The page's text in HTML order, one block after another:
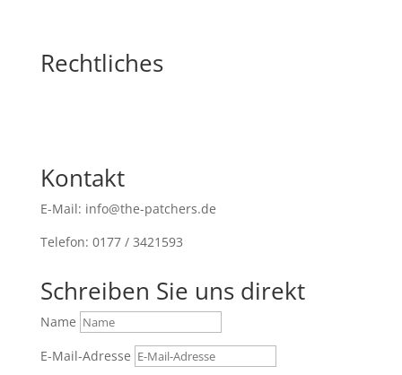
Rechtliches
Kontakt
E-Mail: info@the-patchers.de
Telefon: 0177 / 3421593
Schreiben Sie uns direkt
Name
E-Mail-Adresse